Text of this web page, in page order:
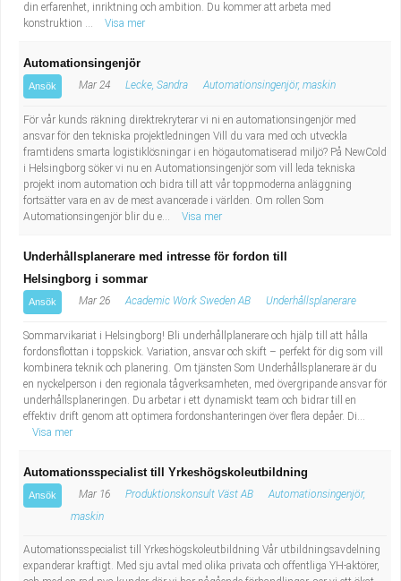
din erfarenhet, inriktning och ambition. Du kommer att arbeta med
konstruktion ...
Visa mer
Automationsingenjör
Ansök Mar 24 Lecke, Sandra Automationsingenjör, maskin
För vår kunds räkning direktrekryterar vi ni en automationsingenjör med
ansvar för den tekniska projektledningen Vill du vara med och utveckla
framtidens smarta logistiklösningar i en högautomatiserad miljö? På NewCold
i Helsingborg söker vi nu en Automationsingenjör som vill leda tekniska
projekt inom automation och bidra till att vår toppmoderna anläggning
fortsätter vara en av de mest avancerade i världen. Om rollen Som
Automationsingenjör blir du e...
Visa mer
Underhållsplanerare med intresse för fordon till
Helsingborg i sommar
Ansök Mar 26 Academic Work Sweden AB Underhållsplanerare
Sommarvikariat i Helsingborg! Bli underhållplanerare och hjälp till att hålla
fordonsflottan i toppskick. Variation, ansvar och skift – perfekt för dig som vill
kombinera teknik och planering. Om tjänsten Som Underhållsplanerare är du
en nyckelperson i den regionala tågverksamheten, med övergripande ansvar för
underhållsplaneringen. Du arbetar i ett dynamiskt team och bidrar till en
effektiv drift genom att optimera fordonshanteringen över flera depåer. Di...
Visa mer
Automationsspecialist till Yrkeshögskoleutbildning
Ansök Mar 16 Produktionskonsult Väst AB
Automationsingenjör,
maskin
Automationsspecialist till Yrkeshögskoleutbildning Vår utbildningsavdelning
expanderar kraftigt. Med sju avtal med olika privata och offentliga YH-aktörer,